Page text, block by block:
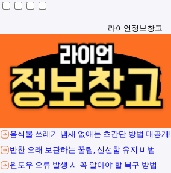
라이언정보창고
음식물 쓰레기 냄새 없애는 초간단 방법 대공개!
반찬 오래 보관하는 꿀팁, 신선함 유지 비법
윈도우 오류 발생 시 꼭 알아야 할 복구 방법